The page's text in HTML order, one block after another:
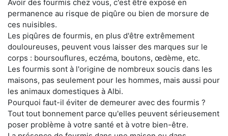
Avoir des fourmis chez vous, c'est être exposé en
permanence au risque de piqûre ou bien de morsure de
ces nuisibles.
Les piqûres de fourmis, en plus d'être extrêmement
douloureuses, peuvent vous laisser des marques sur le
corps : boursouflures, eczéma, boutons, œdème, etc.
Les fourmis sont à l'origine de nombreux soucis dans les
maisons, pas seulement pour les hommes, mais aussi pour
les animaux domestiques à Albi.
Pourquoi faut-il éviter de demeurer avec des fourmis ?
Tout tout bonnement parce qu'elles peuvent sérieusement
poser problème à votre santé et à votre bien-être.